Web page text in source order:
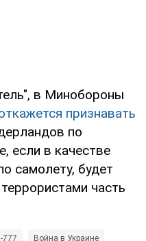
в Минобороны
признавать
по
если в качестве
самолету, будет
часть
777 Война в Украине